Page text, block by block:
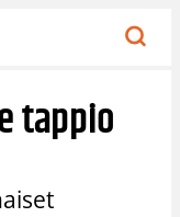
tappio